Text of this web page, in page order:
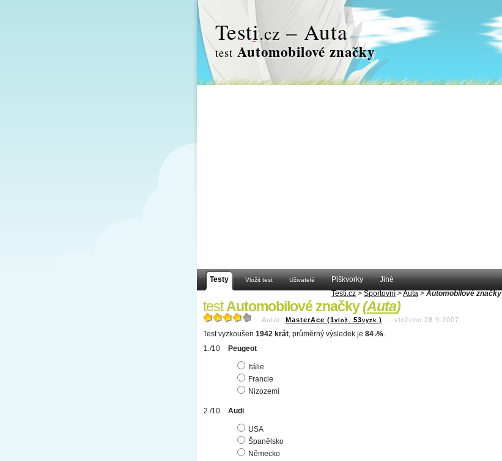
Testi.cz – Auta
test Automobilové značky
Testy Vložit test Uživatelé Piškvorky
Jiné
Testi.cz > Sportovní >Auta > Automobilové značky
testAutomobilové značky(Auta)
Autor: MasterAce (1vlož. 53vyzk. ) vloženo 28.9.2007
Test vyzkoušen 1942 krát, průměrný výsledek je 84 .2%.
Peugeot
Itálie
Francie
Nizozemí
Audi
USA
Španělsko
Německo